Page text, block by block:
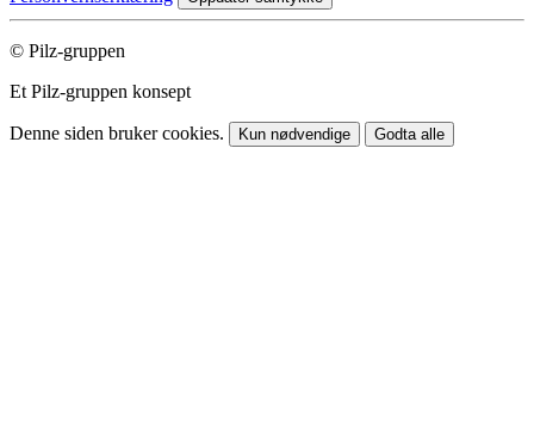
© Pilz-gruppen
Et Pilz-gruppen konsept
Denne siden bruker cookies. Kun nødvendige Godta alle